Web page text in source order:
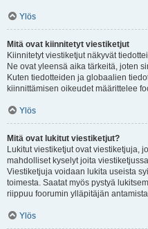
Ylös
Mitä ovat kiinnitetyt viestiketjut
Kiinnitetyt viestiketjut näkyvät
Ne ovat yleensä aika tärkeitä, joten
Kuten tiedotteiden ja globaalien
kiinnittämisen oikeudet määrittelee
Ylös
Mitä ovat lukitut viestiketjut?
Lukitut viestiketjut ovat viestiketjuja,
mahdolliset kyselyt joita
Viestiketjuja voidaan lukita useista
toimesta. Saatat myös pystyä
riippuu foorumin ylläpitäjän
Ylös